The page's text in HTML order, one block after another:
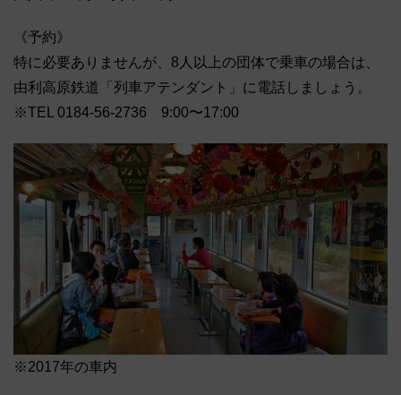
《予約》
特に必要ありませんが、8人以上の団体で乗車の場合は、
由利高原鉄道「列車アテンダント」に電話しましょう。
※TEL 0184-56-2736 9:00〜17:00
※2017年の車内